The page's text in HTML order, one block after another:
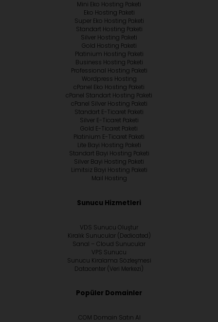
Mini Eko Hosting Paketi
Eko Hosting Paketi
Super Eko Hosting Paketi
Standart Hosting Paketi
Silver Hosting Paketi
Gold Hosting Paketi
Platinium Hosting Paketi
Business Hosting Paketi
Professional Hosting Paketi
Wordpress Hosting
cPanel Eko Hosting Paketi
cPanel Standart Hosting Paketi
cPanel Silver Hosting Paketi
Standart E-Ticaret Paketi
Silver E-Ticaret Paketi
Gold E-Ticaret Paketi
Platinium E-Ticaret Paketi
Lite Bayi Hosting Paketi
Standart Bayi Hosting Paketi
Silver Bayi Hosting Paketi
Limitsiz Bayi Hosting Paketi
Mail Hosting
Sunucu Hizmetleri
VDS Sunucu Oluştur
Kiralık Sunucular (Dedicated)
Sanal – Cloud Sunucular
VPS Sunucu
Sunucu Kiralama Sözleşmesi
Datacenter (Veri Merkezi)
Popüler Domainler
.COM Domain Satın Al